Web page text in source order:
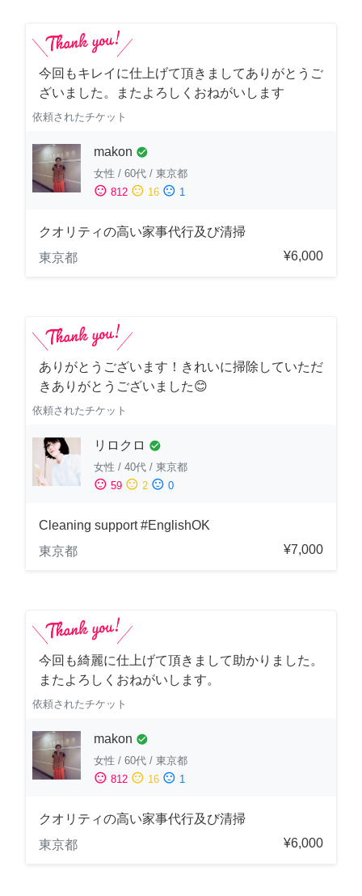
今回もキレイに仕上げて頂きましてありがとうご
ざいました。またよろしくおねがいします
依頼されたチケット
makon check_circle
女性 / 60代 / 東京都
sentiment_satisfied 812 sentiment_neutral 16 sentiment_dissatisfied 1
クオリティの高い家事代行及び清掃
東京都
¥6,000
ありがとうございます！きれいに掃除していただ
きありがとうございました😊
依頼されたチケット
リロクロ check_circle
女性 / 40代 / 東京都
sentiment_satisfied 59 sentiment_neutral 2 sentiment_dissatisfied 0
Cleaning support #EnglishOK
東京都
¥7,000
今回も綺麗に仕上げて頂きまして助かりました。
またよろしくおねがいします。
依頼されたチケット
makon check_circle
女性 / 60代 / 東京都
sentiment_satisfied 812 sentiment_neutral 16 sentiment_dissatisfied 1
クオリティの高い家事代行及び清掃
東京都
¥6,000